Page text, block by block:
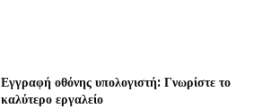
Εγγραφή οθόνης υπολογιστή: Γνωρίστε το
καλύτερο εργαλείο